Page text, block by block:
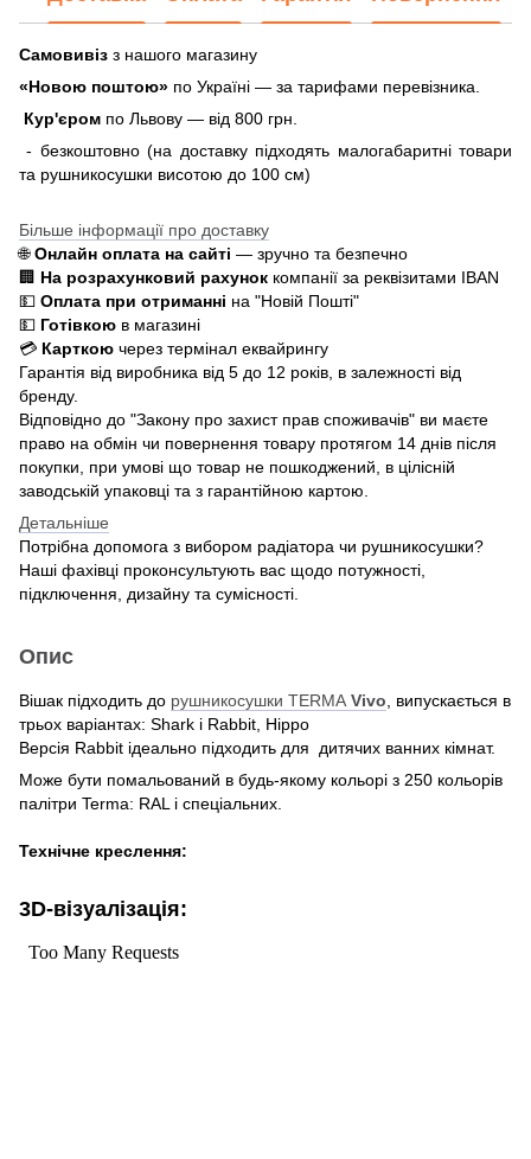
Самовивіз з нашого магазину
«Новою поштою» по Україні — за тарифами перевізника.
Кур'єром по Львову — від 800 грн.
- безкоштовно (на доставку підходять малогабаритні товари
та рушникосушки висотою до 100 см)
Більше інформації про доставку
🌐Онлайн оплата на сайті — зручно та безпечно
🏢 На розрахунковий рахунок компанії за реквізитами IBAN
💵 Оплата при отриманні на "Новій Пошті"
💵 Готівкою в магазині
💳 Карткою через термінал еквайрингу
Гарантія від виробника від 5 до 12 років, в залежності від
бренду.
Відповідно до "Закону про захист прав споживачів" ви маєте
право на обмін чи повернення товару протягом 14 днів після
покупки, при умові що товар не пошкоджений, в цілісній
заводській упаковці та з гарантійною картою.
Детальніше
Потрібна допомога з вибором радіатора чи рушникосушки?
Наші фахівці проконсультують вас щодо потужності,
підключення, дизайну та сумісності.
Опис
Вішак підходить до рушникосушки TERMA Vivo , випускається в
трьох варіантах: Shark і Rabbit, Hippo
Версія Rabbit ідеально підходить для дитячих ванних кімнат.
Може бути помальований в будь-якому кольорі з 250 кольорів
палітри Terma: RAL і спеціальних.
Технічне креслення:
3D-візуалізація: